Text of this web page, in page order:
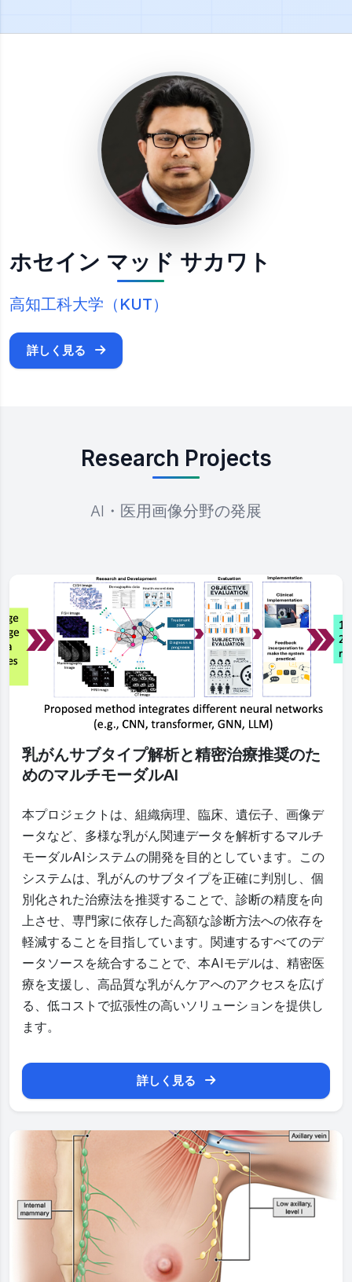
ホセイン マッド サカワト
高知工科大学（KUT）
詳しく見る
Research Projects
AI・医用画像分野の発展
乳がんサブタイプ解析と精密治療推奨のた
めのマルチモーダルAI
本プロジェクトは、組織病理、臨床、遺伝子、画像デ
ータなど、多様な乳がん関連データを解析するマルチ
モーダルAIシステムの開発を目的としています。この
システムは、乳がんのサブタイプを正確に判別し、個
別化された治療法を推奨することで、診断の精度を向
上させ、専門家に依存した高額な診断方法への依存を
軽減することを目指しています。関連するすべてのデ
ータソースを統合することで、本AIモデルは、精密医
療を支援し、高品質な乳がんケアへのアクセスを広げ
る、低コストで拡張性の高いソリューションを提供し
ます。
詳しく見る